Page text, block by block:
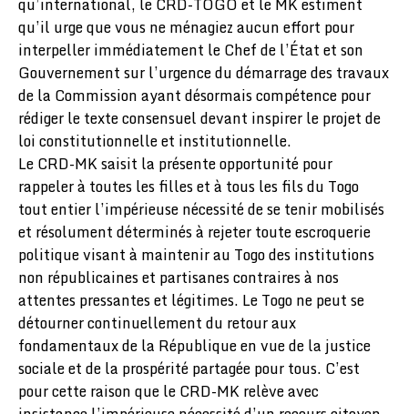
qu’international, le CRD-TOGO et le MK estiment
qu’il urge que vous ne ménagiez aucun effort pour
interpeller immédiatement le Chef de l’État et son
Gouvernement sur l’urgence du démarrage des travaux
de la Commission ayant désormais compétence pour
rédiger le texte consensuel devant inspirer le projet de
loi constitutionnelle et institutionnelle.
Le CRD-MK saisit la présente opportunité pour
rappeler à toutes les filles et à tous les fils du Togo
tout entier l’impérieuse nécessité de se tenir mobilisés
et résolument déterminés à rejeter toute escroquerie
politique visant à maintenir au Togo des institutions
non républicaines et partisanes contraires à nos
attentes pressantes et légitimes. Le Togo ne peut se
détourner continuellement du retour aux
fondamentaux de la République en vue de la justice
sociale et de la prospérité partagée pour tous. C’est
pour cette raison que le CRD-MK relève avec